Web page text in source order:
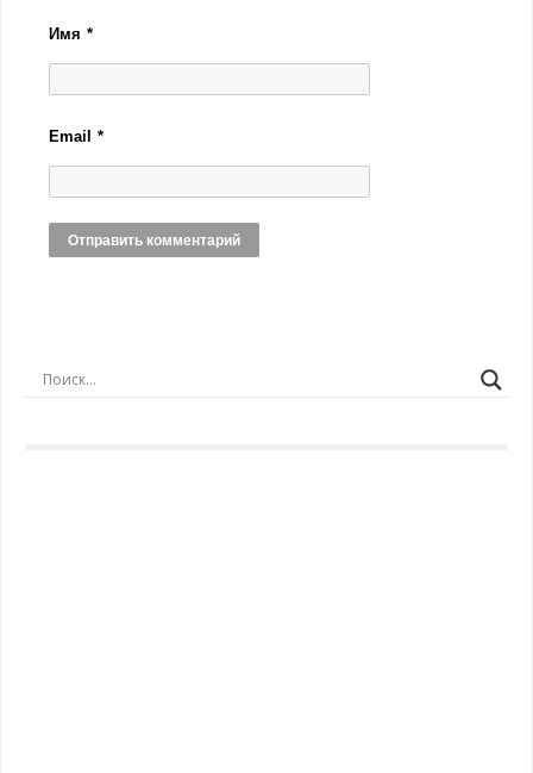
Имя*
Email*